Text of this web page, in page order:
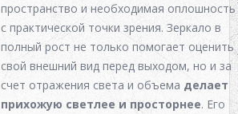
пространство и необходимая оплошность
с практической точки зрения. Зеркало в
полный рост не только помогает оценить
свой внешний вид перед выходом, но и за
счет отражения света и объема делает
прихожую светлее и просторнее. Его